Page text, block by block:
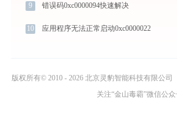
9 错误码0xc0000094快速解决
10 应用程序无法正常启动0xc0000022
版权所有© 2010 - 2026 北京灵豹智能科技有限公司
关注“金山毒霸”微信公